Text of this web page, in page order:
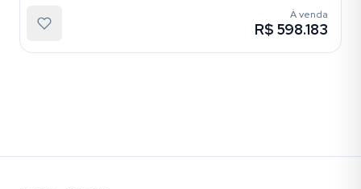
À venda
R$ 598.183